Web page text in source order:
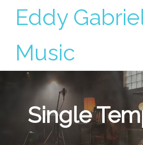
Eddy
Music
Single